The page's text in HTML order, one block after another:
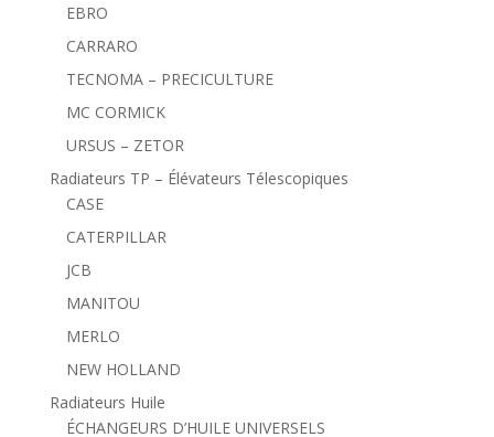
EBRO
CARRARO
TECNOMA – PRECICULTURE
MC CORMICK
URSUS – ZETOR
Radiateurs TP – Élévateurs Télescopiques
CASE
CATERPILLAR
JCB
MANITOU
MERLO
NEW HOLLAND
Radiateurs Huile
ÉCHANGEURS D’HUILE UNIVERSELS